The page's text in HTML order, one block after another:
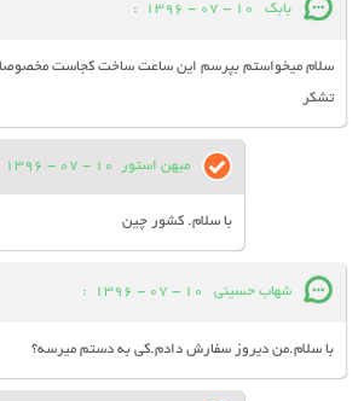
بابک 10 - 07 - 1396
:
سلام میخواستم بپرسم این ساعت ساخت کجاست مخصوصا
تشکر
میهن استور 10 - 07 - 1396
با سلام. کشور چین
شهاب حسینی 10 - 07 - 1396
:
با سلام.من دیروز سفارش دادم.کی به دستم میرسه؟